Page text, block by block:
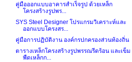
คู่มือออกแบบอาคารสำเร็จรูป ด้วยเหล็ก
โครงสร้างรูปพร...
SYS Steel Designer โปรแกรมวิเคราะห์และ
ออกแบบโครงสร...
คู่มือการปฏิบัติงาน องค์กรปกครองส่วนท้องถิ่น
ตารางเหล็กโครงสร้างรูปพรรณรีดร้อน และเข็ม
พืดเหล็กก...